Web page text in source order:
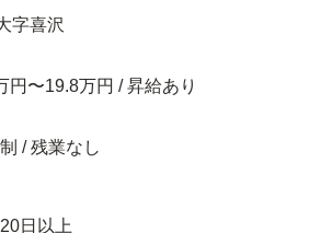
字喜沢
円〜19.8万円 / 昇給あり
/ 残業なし
日以上